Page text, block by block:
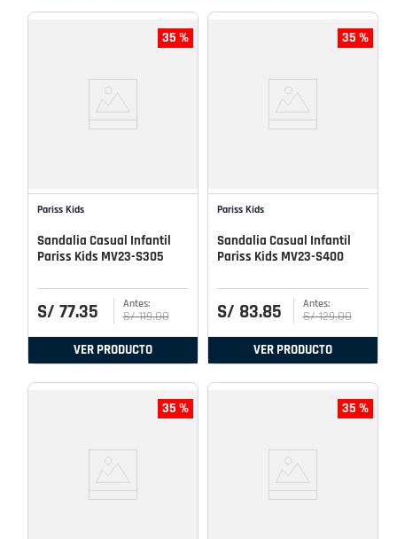
35 %
Pariss Kids
Sandalia Casual Infantil
Pariss Kids MV23-S305
S/ 77.35 S/ 119.00
VER PRODUCTO
35 %
Pariss Kids
Sandalia Casual Infantil
Pariss Kids MV23-S400
S/ 83.85 S/ 129.00
VER PRODUCTO
35 % 35 %